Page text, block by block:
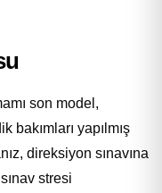
son model,
bakımları yapılmış
direksiyon sınavına
stresi